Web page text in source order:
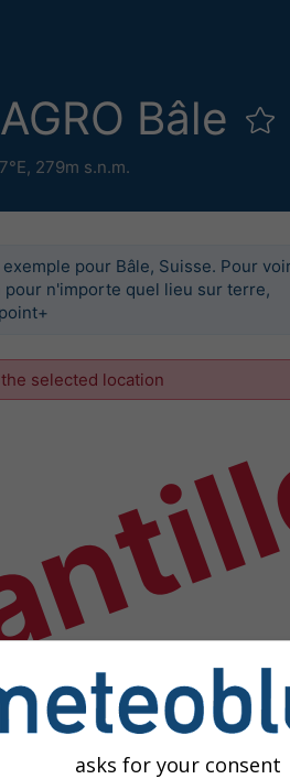
Bâle
279m s.n.m.
pour Bâle, Suisse. Pour voir
n'importe quel lieu sur terre,
selected location
asks for your consent